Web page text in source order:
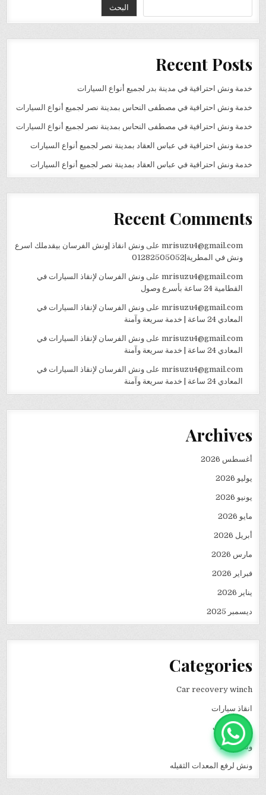
البحث
Recent Posts
خدمة ونش احترافية في مدينة بدر لجميع أنواع السيارات
خدمة ونش احترافية في مصطفى النحاس بمدينة نصر لجميع أنواع السيارات
خدمة ونش احترافية في مصطفى النحاس بمدينة نصر لجميع أنواع السيارات
خدمة ونش احترافية في عباس العقاد بمدينة نصر لجميع أنواع السيارات
خدمة ونش احترافية في عباس العقاد بمدينة نصر لجميع أنواع السيارات
Recent Comments
mrisuzu4@gmail.comعلى ونش انقاذ |ونش الفرسان بيقدملك اسرع
ونش في المطرية|01282505052
mrisuzu4@gmail.comعلى ونش الفرسان لإنقاذ السيارات في
القطامية 24 ساعة بأسرع وصول
mrisuzu4@gmail.comعلى ونش الفرسان لإنقاذ السيارات في
المعادي 24 ساعة | خدمة سريعة وآمنة
mrisuzu4@gmail.comعلى ونش الفرسان لإنقاذ السيارات في
المعادي 24 ساعة | خدمة سريعة وآمنة
mrisuzu4@gmail.comعلى ونش الفرسان لإنقاذ السيارات في
المعادي 24 ساعة | خدمة سريعة وآمنة
Archives
أغسطس 2026
يوليو 2026
يونيو 2026
مايو 2026
أبريل 2026
مارس 2026
فبراير 2026
يناير 2026
ديسمبر 2025
Categories
Car recovery winch
انقاذ سيارات
نقل كرفانات
ونش انقاذ
ونش لرفع المعدات الثقيله